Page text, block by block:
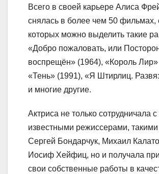
Всего в своей карьере Алиса
снялась в более чем 50 фильмах,
которых можно выделить такие
«Добро пожаловать, или
воспрещён» (1964), «Король Лир»
«Тень» (1991), «Я Штирлиц.
и многие другие.
Актриса не только сотрудничала с
известными режиссерами, такими
Сергей Бондарчук, Михаил
Иосиф Хейфиц, но и получала
свои собственные работы в